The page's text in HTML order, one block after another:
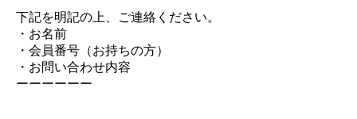
下記を明記の上、ご連絡ください。
・お名前
・会員番号（お持ちの方）
・お問い合わせ内容
ーーーーーー